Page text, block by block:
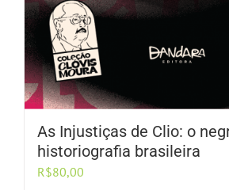
As Injustiças de Clio: o
historiografia brasileira
R$80,00